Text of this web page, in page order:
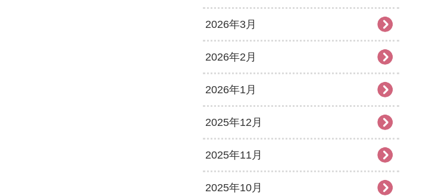
2026年3月
2026年2月
2026年1月
2025年12月
2025年11月
2025年10月